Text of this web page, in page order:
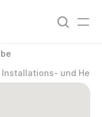
und